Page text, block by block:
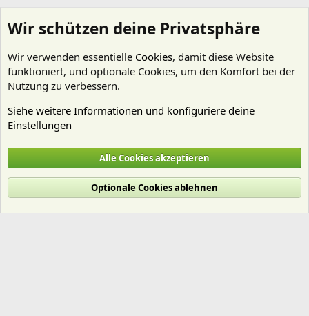
Cookies
Deutsch (Du)
Nutzungsbedingungen
Datenschutz Hilfe und Impressum
R
Wir schützen deine Privatsphäre
Wir verwenden essentielle Cookies, damit diese Website
funktioniert, und optionale Cookies, um den Komfort bei der
Nutzung zu verbessern.
Siehe weitere Informationen und konfiguriere deine
Einstellungen
Alle Cookies akzeptieren
Optionale Cookies ablehnen